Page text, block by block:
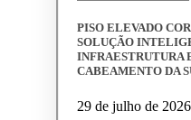
PISO ELEVADO
SOLUÇÃO
INFRAESTRUTURA
CABEAMENTO DA
29 de julho de 2026